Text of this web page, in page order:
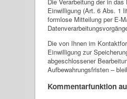
Einwilligung (Art. 6 Abs. 1
formlose Mitteilung per E-
Die von Ihnen im
Einwilligung zur
abgeschlossener
Aufbewahrungsfristen –
Kommentarfunktion